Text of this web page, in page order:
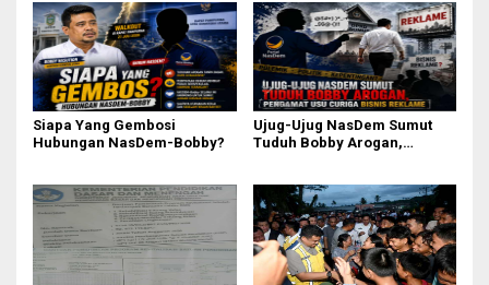
Tercantum di Papan
Informasi
Siapa Yang Gembosi
Hubungan NasDem-Bobby?
Ujug-Ujug NasDem Sumut
Tuduh Bobby Arogan,